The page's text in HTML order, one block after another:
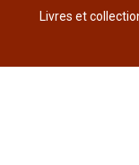
Livres et